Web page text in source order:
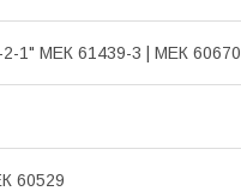
1" МЕК 61439-3 | МЕК 60670
60529